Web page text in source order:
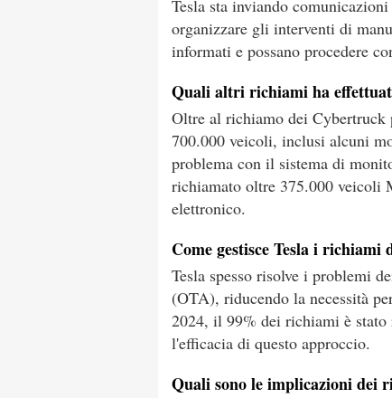
Tesla sta inviando
organizzare gli interventi di
informati e possano procedere
Quali altri richiami ha
Oltre al richiamo dei Cybertruck
700.000 veicoli, inclusi alcuni
problema con il sistema di
richiamato oltre 375.000 veicoli
elettronico.
Come gestisce Tesla i richiami
Tesla spesso risolve i problemi
(OTA), riducendo la necessità
2024, il 99% dei richiami è
l'efficacia di questo approccio.
Quali sono le implicazioni dei